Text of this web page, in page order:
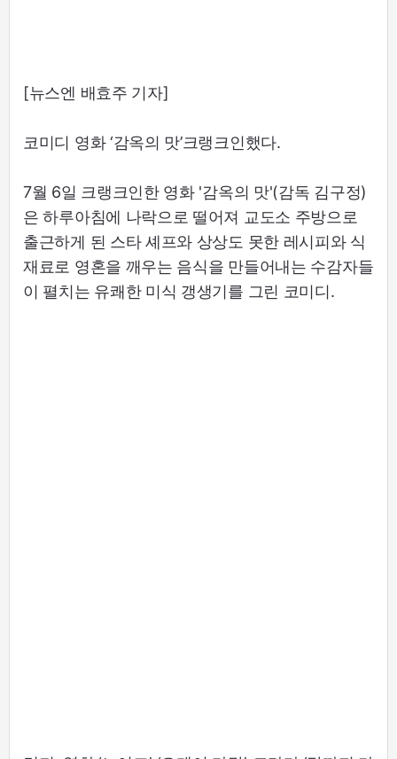
[뉴스엔 배효주 기자]
코미디 영화 ‘감옥의 맛’크랭크인했다.
7월 6일 크랭크인한 영화 '감옥의 맛'(감독 김구정)
은 하루아침에 나락으로 떨어져 교도소 주방으로
출근하게 된 스타 셰프와 상상도 못한 레시피와 식
재료로 영혼을 깨우는 음식을 만들어내는 수감자들
이 펼치는 유쾌한 미식 갱생기를 그린 코미디.